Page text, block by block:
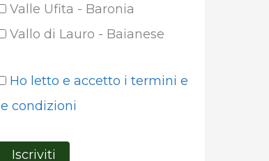
Valle Ufita - Baronia
Vallo di Lauro - Baianese
Ho letto e accetto i termini e
le condizioni